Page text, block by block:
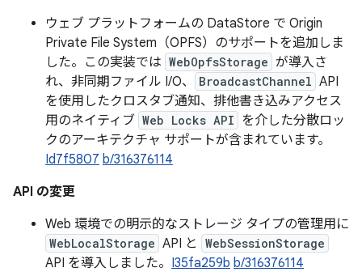
ウェブ プラットフォームの DataStore で Origin
Private File System（OPFS）のサポートを追加しま
した。この実装では WebOpfsStorage が導入さ
れ、非同期ファイル I/O、
BroadcastChannel API
を使用したクロスタブ通知、排他書き込みアクセス
用のネイティブ Web Locks API を介した分散ロッ
クのアーキテクチャ サポートが含まれています。
Id7f5807 b/316376114
API の変更
Web 環境での明示的なストレージ タイプの管理用に
WebLocalStorage API と WebSessionStorage
API を導入しました。 I35fa259b b/316376114